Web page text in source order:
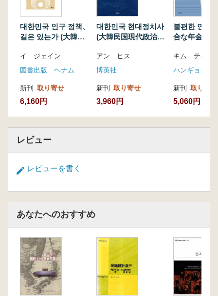
대한민국 인구 정책、
길은 있는가 (大韓民
るのか)
イ ジェイン
図書出版 ヘナム
新刊 取り寄せ
6,160円
대한민국 현대정치사
(大韓民国現代政治
アン ヒス
博英社
新刊 取り寄せ
3,960円
불편한 연금
合な年金策)
ハンギョレ出
新刊 取り寄せ
5,060円
レビュー
レビューを書く
あなたへのおすすめ